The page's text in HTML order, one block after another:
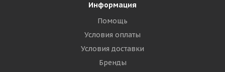
Информация
Помощь
Условия оплаты
Условия доставки
Бренды